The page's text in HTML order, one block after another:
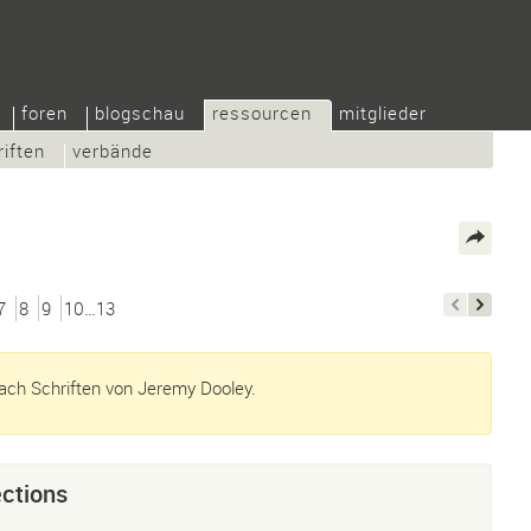
foren blogschau
ressourcen
verbände
mitglieder
8 9 10…13
Schriften von Jeremy Dooley.